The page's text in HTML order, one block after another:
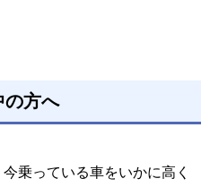
の方へ
乗っている車をいかに高く